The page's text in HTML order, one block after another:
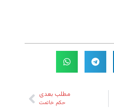
مطلب بعدی
حکم خاتمت